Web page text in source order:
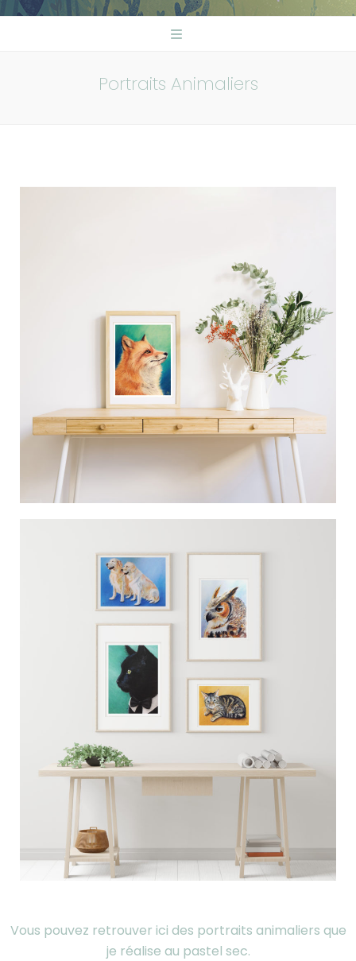
Portraits Animaliers
Vous pouvez retrouver ici des portraits animaliers que
je réalise au pastel sec.